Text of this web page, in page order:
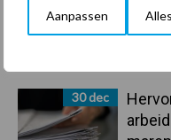
Aanpassen
Primaire
Sidebar
30 dec